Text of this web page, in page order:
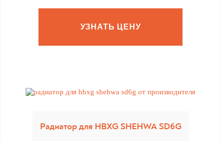
УЗНАТЬ ЦЕНУ
Радиатор для HBXG SHEHWA SD6G